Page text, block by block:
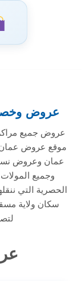
عروض
عروض جميع
موقع عروض
عمان وعروض
وجميع
الحصرية التي
سكان ولاية